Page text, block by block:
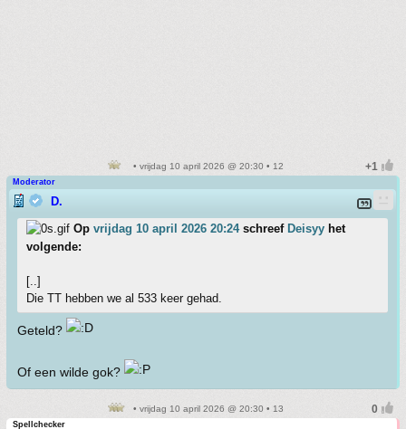
• vrijdag 10 april 2026 @ 20:30 • 12
Moderator
D.
Op vrijdag 10 april 2026 20:24schreef Deisyy het
volgende:
[..]
Die TT hebben we al 533 keer gehad.
Geteld?
Of een wilde gok?
• vrijdag 10 april 2026 @ 20:30 • 13
Spellchecker